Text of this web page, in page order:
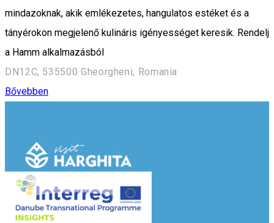
mindazoknak, akik emlékezetes, hangulatos estéket és a
tányérokon megjelenő kulináris igényességet keresik. Rendelj
a Hamm alkalmazásból
DN12C, 535500 Gheorgheni, Romania
Bővebben